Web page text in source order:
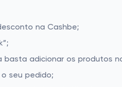
na Cashbe;
adicionar os produtos
o seu pedido;